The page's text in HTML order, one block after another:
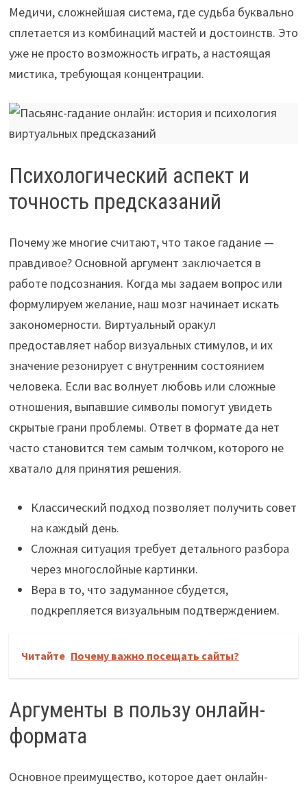
Медичи, сложнейшая система, где судьба буквально
сплетается из комбинаций мастей и достоинств. Это
уже не просто возможность играть, а настоящая
мистика, требующая концентрации.
Психологический аспект и
точность предсказаний
Почему же многие считают, что такое гадание —
правдивое? Основной аргумент заключается в
работе подсознания. Когда мы задаем вопрос или
формулируем желание, наш мозг начинает искать
закономерности. Виртуальный оракул
предоставляет набор визуальных стимулов, и их
значение резонирует с внутренним состоянием
человека. Если вас волнует любовь или сложные
отношения, выпавшие символы помогут увидеть
скрытые грани проблемы. Ответ в формате да нет
часто становится тем самым толчком, которого не
хватало для принятия решения.
Классический подход позволяет получить совет
на каждый день.
Сложная ситуация требует детального разбора
через многослойные картинки.
Вера в то, что задуманное сбудется,
подкрепляется визуальным подтверждением.
Читайте Почему важно посещать сайты?
Аргументы в пользу онлайн-
формата
Основное преимущество, которое дает онлайн-